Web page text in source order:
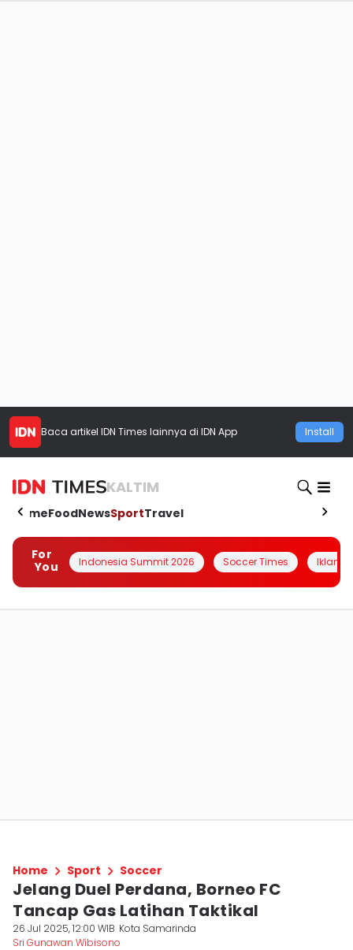
Baca artikel IDN Times lainnya di IDN App Install
KALTIM
HomeFoodNewsSportTravel
For
You
Indonesia Summit 2026 Soccer Times Iklanin
Home Sport Soccer
Jelang Duel Perdana, Borneo FC
Tancap Gas Latihan Taktikal
26 Jul 2025, 12:00 WIB Kota Samarinda
Sri Gunawan Wibisono